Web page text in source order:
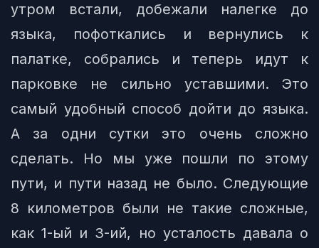
утром встали, добежали налегке до
языка, пофоткались и вернулись к
палатке, собрались и теперь идут к
парковке не сильно уставшими. Это
самый удобный способ дойти до языка.
А за одни сутки это очень сложно
сделать. Но мы уже пошли по этому
пути, и пути назад не было. Следующие
8 километров были не такие сложные,
как 1-ый и 3-ий, но усталость давала о